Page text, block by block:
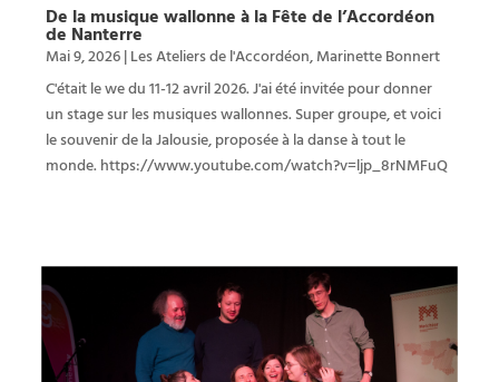
De la musique wallonne à la Fête de l’Accordéon
de Nanterre
Mai 9, 2026|Les Ateliers de l'Accordéon,Marinette Bonnert
C'était le we du 11-12 avril 2026. J'ai été invitée pour donner
un stage sur les musiques wallonnes. Super groupe, et voici
le souvenir de la Jalousie, proposée à la danse à tout le
monde. https://www.youtube.com/watch?v=ljp_8rNMFuQ